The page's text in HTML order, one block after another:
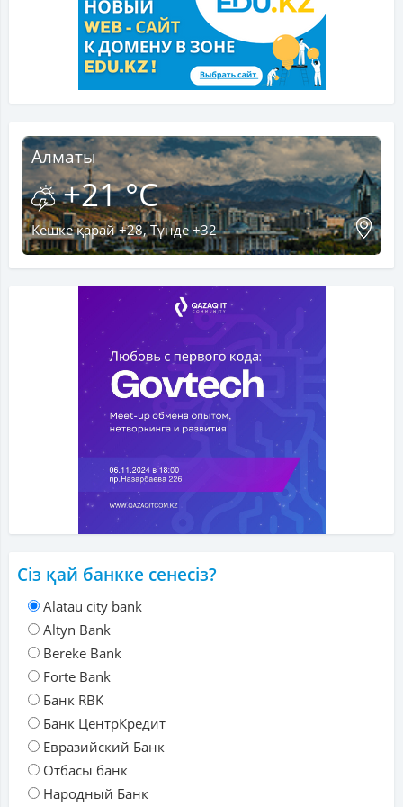
Алматы
+21 °C
Кешке қарай +28, Түнде +32
Сіз қай банкке сенесіз?
Alatau city bank
Altyn Bank
Bereke Bank
Forte Bank
Банк RBK
Банк ЦентрКредит
Евразийский Банк
Отбасы банк
Народный Банк